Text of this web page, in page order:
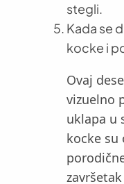
stegli.
Kada se
kocke i
Ovaj
vizuelno
uklapa u
kocke su